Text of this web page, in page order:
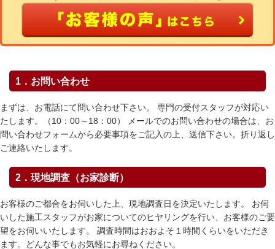
1．お問い合わせ
まずは、お電話にて問い合わせ下さい。 専門の受付スタッフが対応い
たします。（10：00～18：00） メールでのお問い合わせの場合は、お
問い合わせフォームから必要事項をご記入の上、送信下さい。折り返し
ご連絡いたします。
2．現地調査（お家診断）
お客様のご都合をお伺いした上、現地調査日を決定いたします。 お伺
いした施工スタッフがお家についてのヒヤリングを行い、お客様のご要
望をお伺いいたします。 調査時間はおおよそ１時間くらいをいただき
ます。どんな事でもお気軽にお尋ねください。